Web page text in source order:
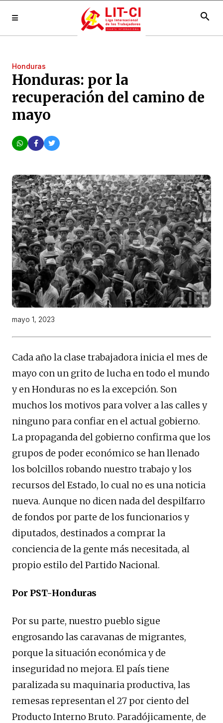
search
Honduras
Honduras: por la
recuperación del camino de
mayo
mayo 1, 2023
Cada año la clase trabajadora inicia el mes de
mayo con un grito de lucha en todo el mundo
y en Honduras no es la excepción. Son
muchos los motivos para volver a las calles y
ninguno para confiar en el actual gobierno.
La propaganda del gobierno confirma que los
grupos de poder económico se han llenado
los bolcillos robando nuestro trabajo y los
recursos del Estado, lo cual no es una noticia
nueva. Aunque no dicen nada del despilfarro
de fondos por parte de los funcionarios y
diputados, destinados a comprar la
conciencia de la gente más necesitada, al
propio estilo del Partido Nacional.
Por PST-Honduras
Por su parte, nuestro pueblo sigue
engrosando las caravanas de migrantes,
porque la situación económica y de
inseguridad no mejora. El país tiene
paralizada su maquinaria productiva, las
remesas representan el 27 por ciento del
Producto Interno Bruto. Paradójicamente, de